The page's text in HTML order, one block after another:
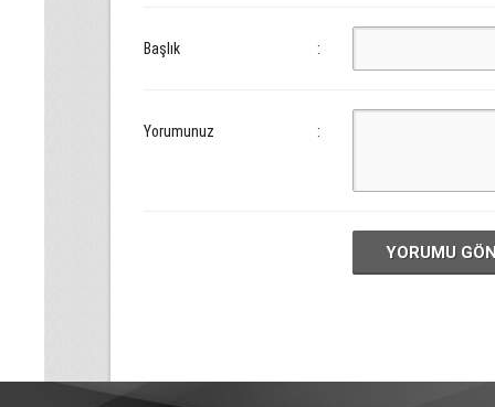
Başlık :
Yorumunuz :
YORUMU